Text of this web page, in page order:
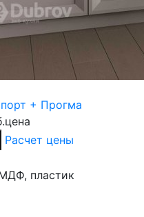
+ Прогма
цена
Расчет цены
пластик